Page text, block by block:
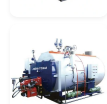
Caldeiraria Pesada Rj
Caldeiras Industriais
Caldeira A Óleo
Recuperação